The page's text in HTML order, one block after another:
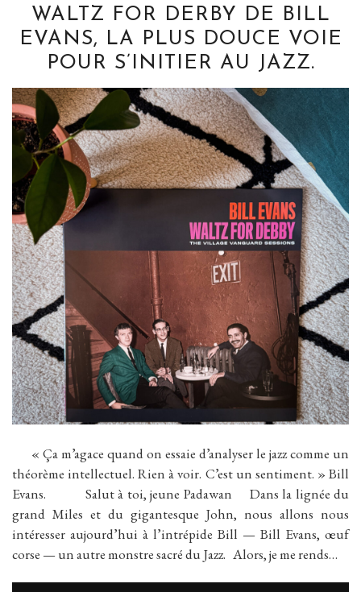
WALTZ FOR DERBY DE BILL
EVANS, LA PLUS DOUCE VOIE
POUR S’INITIER AU JAZZ.
« Ça m’agace quand on essaie d’analyser le jazz comme un
théorème intellectuel. Rien à voir. C’est un sentiment. » Bill
Evans. Salut à toi, jeune Padawan Dans la lignée du
grand Miles et du gigantesque John, nous allons nous
intéresser aujourd’hui à l’intrépide Bill — Bill Evans, œuf
corse — un autre monstre sacré du Jazz. Alors, je me rends…